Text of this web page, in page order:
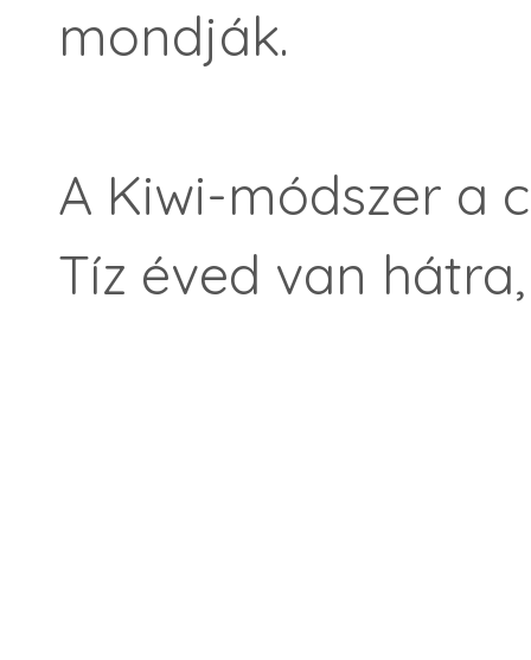
mondják.
A Kiwi-módszer a
Tíz éved van